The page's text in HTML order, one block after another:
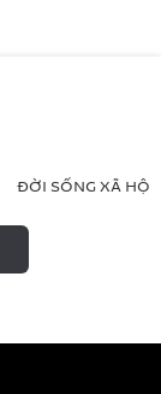
ĐỜI SỐNG XÃ HỘI